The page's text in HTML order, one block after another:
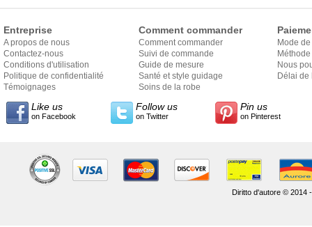
Entreprise
A propos de nous
Contactez-nous
Conditions d'utilisation
Politique de confidentialité
Témoignages
Comment commander
Comment commander
Suivi de commande
Guide de mesure
Santé et style guidage
Soins de la robe
Mode
Nous
Délai de
Like us
on Facebook
Follow us
on Twitter
Pin us
on Pinterest
Diritto d'autore © 2014